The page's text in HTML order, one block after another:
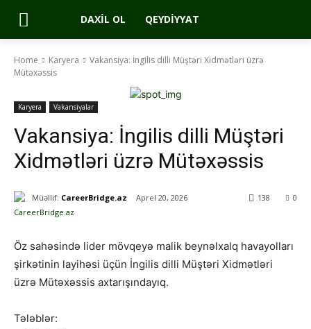
DAXIL OL QEYDIYYAT
Home Karyera
Vakansiya: İngilis dilli Müştəri Xidmətləri üzrə
Mütəxəssis
Karyera Vakansiyalar
Vakansiya: İngilis dilli Müştəri
Xidmətləri üzrə Mütəxəssis
Müəllif: CareerBridge.az Aprel 20, 2026 0
138
Öz sahəsində lider mövqeyə malik beynəlxalq havayolları
şirkətinin layihəsi üçün İngilis dilli Müştəri Xidmətləri
üzrə Mütəxəssis axtarışındayıq.
Tələblər: